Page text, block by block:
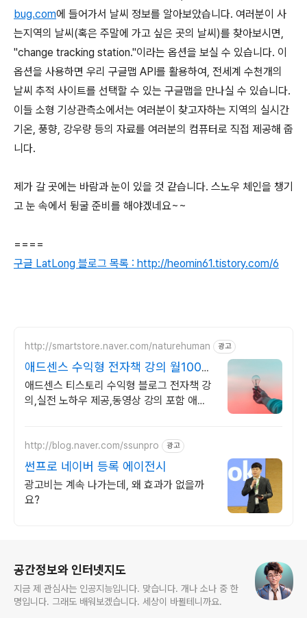
bug.com에 들어가서 날씨 정보를 알아보았습니다. 여러분이 사
는지역의 날씨(혹은 주말에 가고 싶은 곳의 날씨)를 찾아보시면,
"change tracking station."이라는 옵션을 보실 수 있습니다. 이
옵션을 사용하면 우리 구글맵 API를 활용하여, 전세계 수천개의
날씨 추적 사이트를 선택할 수 있는 구글맵을 만나실 수 있습니다.
이들 소형 기상관측소에서는 여러분이 찾고자하는 지역의 실시간
기온, 풍향, 강우량 등의 자료를 여러분의 컴퓨터로 직접 제공해 줍
니다.
제가 갈 곳에는 바람과 눈이 있을 것 같습니다. 스노우 체인을 챙기
고 눈 속에서 뒹굴 준비를 해야겠네요~~
====
구글 LatLong 블로그 목록 : http://heomin61.tistory.com/6
http://smartstore.naver.com/naturehuman 광고
애드센스 수익형 전자책 강의 월100만
원 고정 수익발생!
애드센스 티스토리 수익형 블로그 전자책 강
의,실전 노하우 제공,동영상 강의 포함 애드
http://blog.naver.com/ssunpro 광고
썬프로 네이버 등록 에이전시
광고비는 계속 나가는데, 왜 효과가 없을까
요?
공간정보와 인터넷지도
지금 제 관심사는 인공지능입니다. 맞습니다. 개나 소나 중 한
명입니다. 그래도 배워보겠습니다. 세상이 바뀔테니까요.